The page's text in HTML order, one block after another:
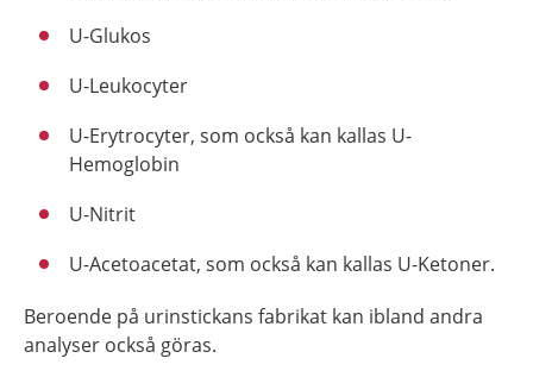
U-Glukos
U-Leukocyter
U-Erytrocyter, som också kan kallas U-
Hemoglobin
U-Nitrit
U-Acetoacetat, som också kan kallas U-Ketoner.
Beroende på urinstickans fabrikat kan ibland andra
analyser också göras.